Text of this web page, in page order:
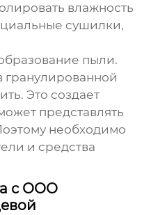
влажность
сушилки,
пыли.
гранулированной
Это создает
представлять
необходимо
и средства
с ООО